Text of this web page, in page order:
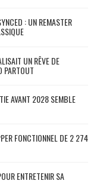
: UN REMASTER
UN RÊVE DE
PARTOUT
AVANT 2028 SEMBLE
FONCTIONNEL DE 2 274
ENTRETENIR SA